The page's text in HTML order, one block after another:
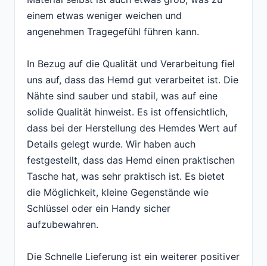
einem etwas weniger weichen und
angenehmen Tragegefühl führen kann.
In Bezug auf die Qualität und Verarbeitung fiel
uns auf, dass das Hemd gut verarbeitet ist. Die
Nähte sind sauber und stabil, was auf eine
solide Qualität hinweist. Es ist offensichtlich,
dass bei der Herstellung des Hemdes Wert auf
Details gelegt wurde. Wir haben auch
festgestellt, dass das Hemd einen praktischen
Tasche hat, was sehr praktisch ist. Es bietet
die Möglichkeit, kleine Gegenstände wie
Schlüssel oder ein Handy sicher
aufzubewahren.
Die Schnelle Lieferung ist ein weiterer positiver